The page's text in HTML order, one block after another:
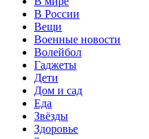
В России
Вещи
Военные новости
Волейбол
Гаджеты
Дети
Дом и сад
Еда
Звёзды
Здоровье